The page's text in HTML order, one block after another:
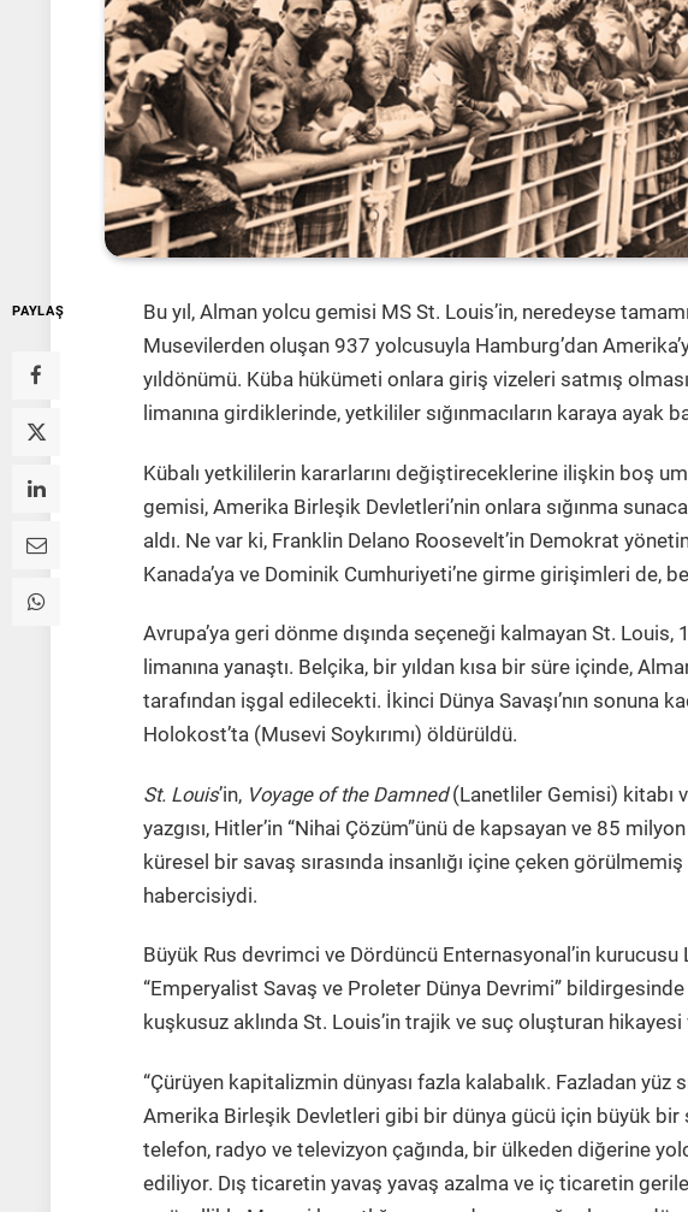
PAYLAŞ
Bu yıl, Alman yolcu gemisi MS St. Louis’in, neredeyse
Musevilerden oluşan 937 yolcusuyla Hamburg’dan
yıldönümü. Küba hükümeti onlara giriş vizeleri satmış
limanına girdiklerinde, yetkililer sığınmacıların karaya ayak
Kübalı yetkililerin kararlarını değiştireceklerine ilişkin boş
gemisi, Amerika Birleşik Devletleri’nin onlara sığınma
aldı. Ne var ki, Franklin Delano Roosevelt’in Demokrat
Kanada’ya ve Dominik Cumhuriyeti’ne girme girişimleri de,
Avrupa’ya geri dönme dışında seçeneği kalmayan St. Louis,
limanına yanaştı. Belçika, bir yıldan kısa bir süre içinde,
tarafından işgal edilecekti. İkinci Dünya Savaşı’nın sonuna
Holokost’ta (Musevi Soykırımı) öldürüldü.
St. Louis’in,Voyage of the Damned(Lanetliler Gemisi) kitabı
yazgısı, Hitler’in “Nihai Çözüm”ünü de kapsayan ve 85
küresel bir savaş sırasında insanlığı içine çeken
habercisiydi.
Büyük Rus devrimci ve Dördüncü Enternasyonal’in kurucusu
“Emperyalist Savaş ve Proleter Dünya Devrimi” bildirgesinde
kuşkusuz aklında St. Louis’in trajik ve suç oluşturan hikayesi
“Çürüyen kapitalizmin dünyası fazla kalabalık. Fazladan yüz
Amerika Birleşik Devletleri gibi bir dünya gücü için büyük bir
telefon, radyo ve televizyon çağında, bir ülkeden diğerine
ediliyor. Dış ticaretin yavaş yavaş azalma ve iç ticaretin